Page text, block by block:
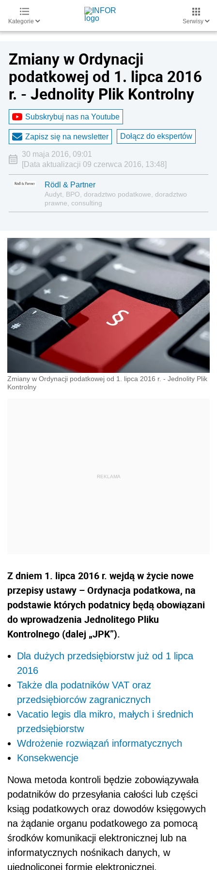
Kategorie Serwisy
Zmiany w Ordynacji
podatkowej od 1. lipca 2016
r. - Jednolity Plik Kontrolny
Subskrybuj nas na Youtube
Zapisz się na newsletter Dołącz do ekspertów
30 maja 2016, 09:01
[Data aktualizacji 09 czerwca 2016, 13:48]
Rödl & Partner
Audyt, BPO, doradztwo podatkowe, doradztwo
prawne, consulting
Zmiany w Ordynacji podatkowej od 1. lipca 2016 r. - Jednolity Plik
Kontrolny
Z dniem 1. lipca 2016 r. wejdą w życie nowe
przepisy ustawy – Ordynacja podatkowa, na
podstawie których podatnicy będą obowiązani
do wprowadzenia Jednolitego Pliku
Kontrolnego (dalej „JPK”).
Dla dużych przedsiębiorstw już od 1 lipca
2016
Także dla podatników VAT oraz
przedsiębiorców zagranicznych
Vacatio legis dla mikro, małych i średnich
przedsiębiorstw
Wdrożenie rozwiązań informatycznych
Konsekwencje
Nowa metoda kontroli będzie zobowiązywała
podatników do przesyłania całości lub części
ksiąg podatkowych oraz dowodów księgowych
na żądanie organu podatkowego za pomocą
środków komunikacji elektronicznej lub na
informatycznych nośnikach danych, w
ujednoliconej formie elektronicznej.